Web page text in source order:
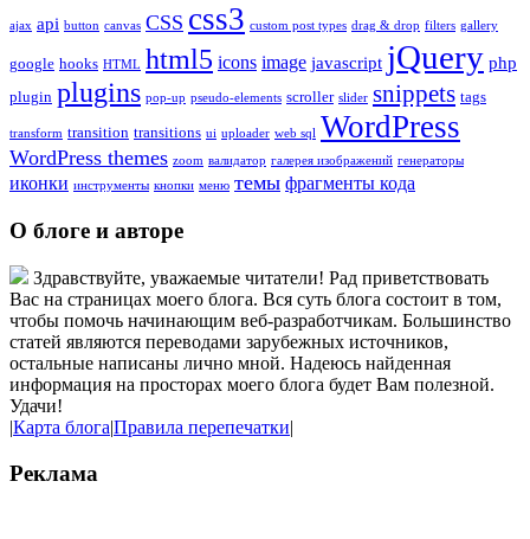
ajax api button canvas CSS css3 custom post types drag & drop filters gallery
google hooks HTML html5 icons image javascript jQuery php
plugin plugins pop-up pseudo-elements scroller slider snippets tags
transform transition transitions ui uploader web sql WordPress
WordPress themes zoom валидатор галерея изображений генераторы
иконки инструменты кнопки меню темы фрагменты кода
О блоге и авторе
Здравствуйте, уважаемые читатели! Рад приветствовать
Вас на страницах моего блога. Вся суть блога состоит в том,
чтобы помочь начинающим веб-разработчикам. Большинство
статей являются переводами зарубежных источников,
остальные написаны лично мной. Надеюсь найденная
информация на просторах моего блога будет Вам полезной.
Удачи!
|Карта блога|Правила перепечатки|
Реклама